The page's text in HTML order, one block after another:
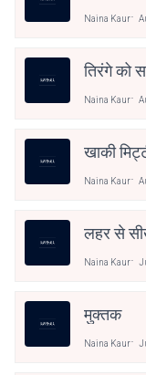
Naina Kaur
तिरंगे को
Naina Kaur
खाकी
Naina Kaur
लहर से
Naina Kaur
मुक्तक
Naina Kaur